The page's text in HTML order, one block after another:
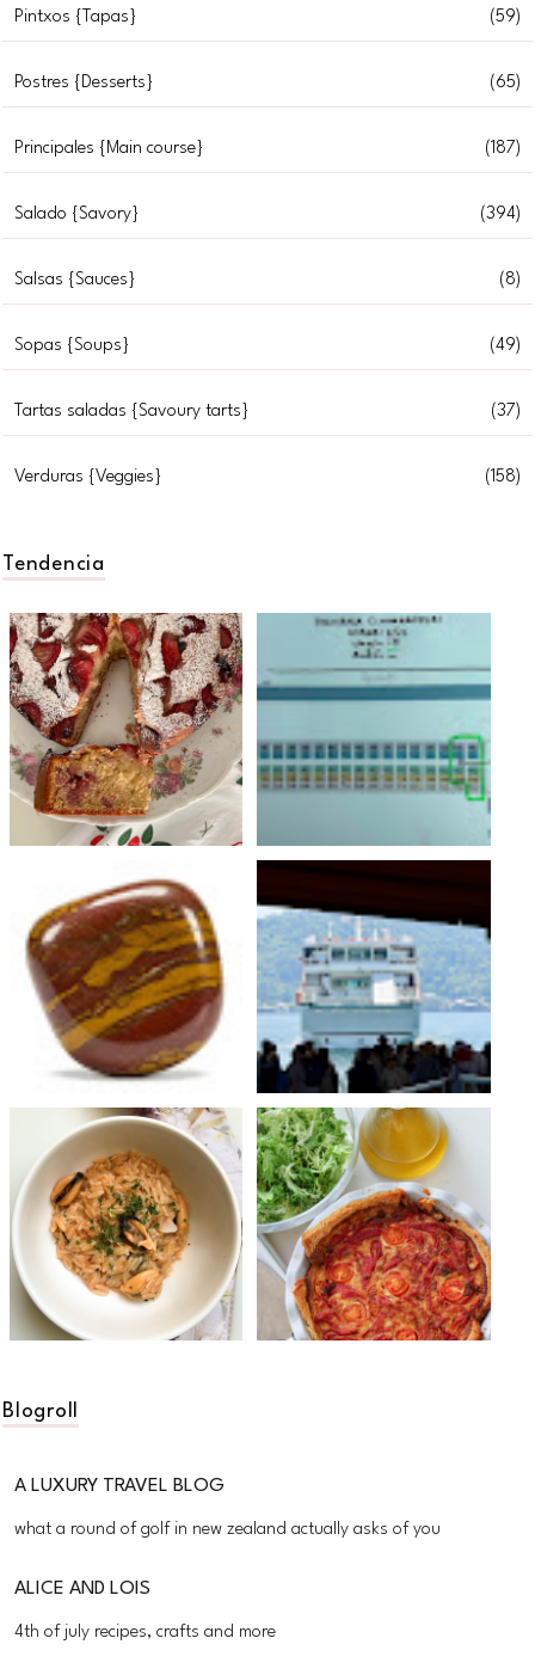
Pintxos {Tapas} (59)
Postres {Desserts} (65)
Principales {Main course} (187)
Salado {Savory} (394)
Salsas {Sauces} (8)
Sopas {Soups} (49)
Tartas saladas {Savoury tarts} (37)
Verduras {Veggies} (158)
Tendencia
Blogroll
A LUXURY TRAVEL BLOG
what a round of golf in new zealand actually asks of you
ALICE AND LOIS
4th of july recipes, crafts and more